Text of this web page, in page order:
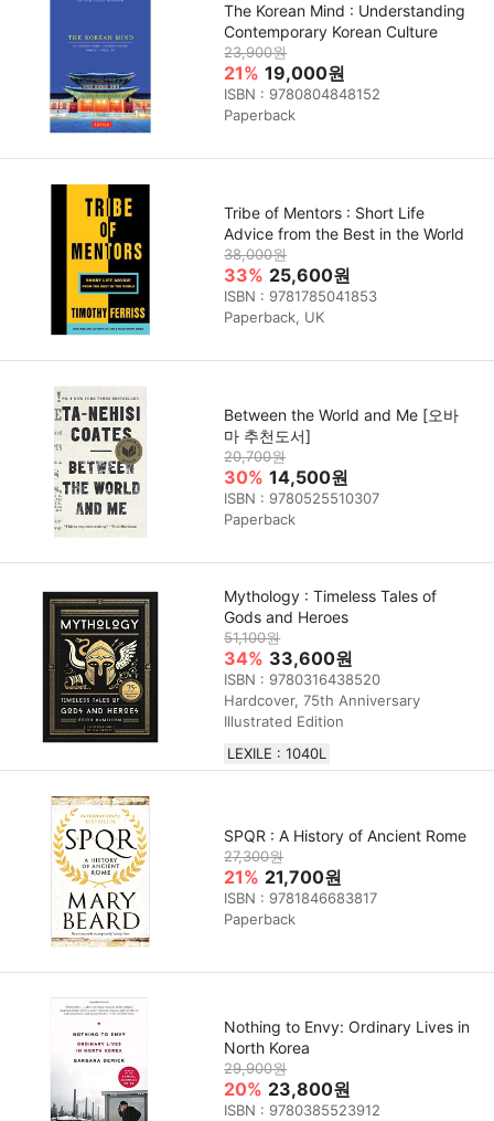
The Korean Mind : Understanding
Contemporary Korean Culture
23,900원
21% 19,000원
ISBN : 9780804848152
Paperback
Tribe of Mentors : Short Life
Advice from the Best in the World
38,000원
33% 25,600원
ISBN : 9781785041853
Paperback, UK
Between the World and Me [오바
마 추천도서]
20,700원
30% 14,500원
ISBN : 9780525510307
Paperback
Mythology : Timeless Tales of
Gods and Heroes
51,100원
34% 33,600원
ISBN : 9780316438520
Hardcover, 75th Anniversary
Illustrated Edition
LEXILE : 1040L
SPQR : A History of Ancient Rome
27,300원
21% 21,700원
ISBN : 9781846683817
Paperback
Nothing to Envy: Ordinary Lives in
North Korea
29,900원
20% 23,800원
ISBN : 9780385523912